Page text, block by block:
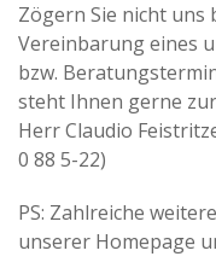
Zögern Sie nicht uns
Vereinbarung eines
bzw.
steht Ihnen gerne
Herr Claudio
0 88 5-22)
PS: Zahlreiche
unserer Homepage